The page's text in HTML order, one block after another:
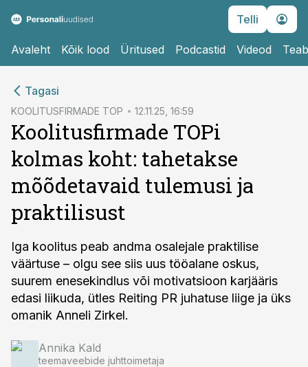
Telli
Avaleht Kõik lood Üritused Podcastid Videod
Tagasi
KOOLITUSFIRMADE TOP 12.11.25, 16:59
Koolitusfirmade TOPi
kolmas koht: tahetakse
mõõdetavaid tulemusi ja
praktilisust
Iga koolitus peab andma osalejale praktilise
väärtuse – olgu see siis uus tööalane oskus,
suurem enesekindlus või motivatsioon karjääris
edasi liikuda, ütles Reiting PR juhatuse liige ja üks
omanik Anneli Zirkel.
Annika Kald
teemaveebide juhttoimetaja